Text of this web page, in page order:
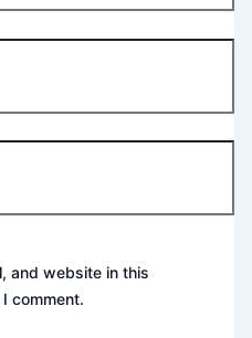
and website in this
comment.